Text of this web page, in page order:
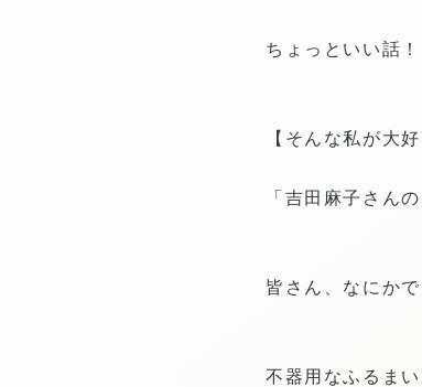
ちょっといい話！
【そんな私が大好
「吉田麻子さん
皆さん、なにか
不器用なふるま